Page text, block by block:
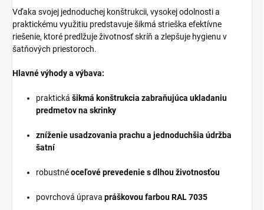
Vďaka svojej jednoduchej konštrukcii, vysokej odolnosti a
praktickému využitiu predstavuje šikmá strieška efektívne
riešenie, ktoré predlžuje životnosť skríň a zlepšuje hygienu v
šatňových priestoroch.
Hlavné výhody a výbava:
praktická šikmá konštrukcia zabraňujúca ukladaniu
predmetov na skrinky
zníženie usadzovania prachu a jednoduchšia údržba
šatní
robustnéoceľové prevedenie s dlhou životnosťou
povrchová úprava práškovou farbou RAL 7035